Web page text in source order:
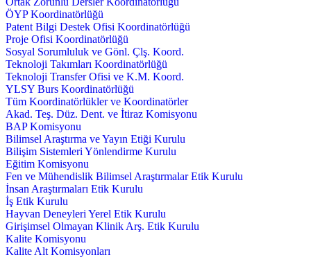
ÖYP Koordinatörlüğü
Patent Bilgi Destek Ofisi Koordinatörlüğü
Proje Ofisi Koordinatörlüğü
Sosyal Sorumluluk ve Gönl. Çlş. Koord.
Teknoloji Takımları Koordinatörlüğü
Teknoloji Transfer Ofisi ve K.M. Koord.
YLSY Burs Koordinatörlüğü
Tüm Koordinatörlükler ve Koordinatörler
Akad. Teş. Düz. Dent. ve İtiraz Komisyonu
BAP Komisyonu
Bilimsel Araştırma ve Yayın Etiği Kurulu
Bilişim Sistemleri Yönlendirme Kurulu
Eğitim Komisyonu
Fen ve Mühendislik Bilimsel Araştırmalar Etik Kurulu
İnsan Araştırmaları Etik Kurulu
İş Etik Kurulu
Hayvan Deneyleri Yerel Etik Kurulu
Girişimsel Olmayan Klinik Arş. Etik Kurulu
Kalite Komisyonu
Kalite Alt Komisyonları